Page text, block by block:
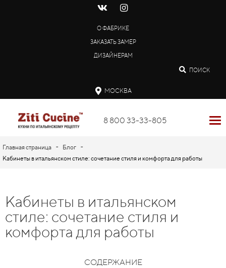
О ФАБРИКЕ
ЗАКАЗАТЬ ЗАМЕР
ДИЗАЙНЕРАМ
ПОИСК
МОСКВА
8 800 33-33-805
Главная страница - Блог -
Кабинеты в итальянском стиле: сочетание стиля и комфорта для работы
Кабинеты в итальянском
стиле: сочетание стиля и
комфорта для работы
СОДЕРЖАНИЕ